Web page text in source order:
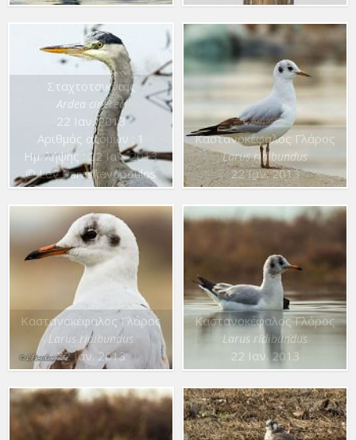
Σταχτοτσικνιάς
Ardea cinerea
22 Ιαν. 2013
Αριθμός ατόμων : 1
Ημ. λήψης : 22 Ιαν. 2013
© Lev Paraskevopoulos
Καστανοκέφαλος Γλάρος
Larus ridibundus
22 Ιαν. 2013
Καστανοκέφαλος Γλάρος
Larus ridibundus
22 Ιαν. 2013
Καστανοκέφαλος Γλάρος
Larus ridibundus
22 Ιαν. 2013